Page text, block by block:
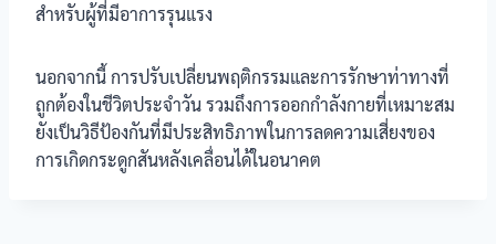
สำหรับผู้ที่มีอาการรุนแรง
นอกจากนี้ การปรับเปลี่ยนพฤติกรรมและการรักษาท่าทางที่
ถูกต้องในชีวิตประจำวัน รวมถึงการออกกำลังกายที่เหมาะสม
ยังเป็นวิธีป้องกันที่มีประสิทธิภาพในการลดความเสี่ยงของ
การเกิดกระดูกสันหลังเคลื่อนได้ในอนาคต